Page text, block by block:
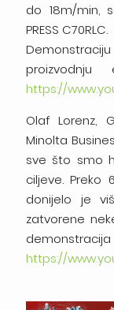
do 18m/min,
PRESS C70RLC.
https://
Olaf Lorenz,
Minolta
sve što smo
ciljeve. Preko
donijelo je
zatvorene
https://